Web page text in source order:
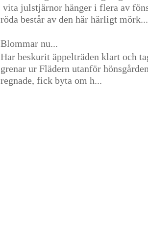
vita julstjärnor hänger i flera av
röda består av den här härligt mörk...
Blommar nu...
Har beskurit äppelträden klart och
grenar ur Flädern utanför
regnade, fick byta om h...